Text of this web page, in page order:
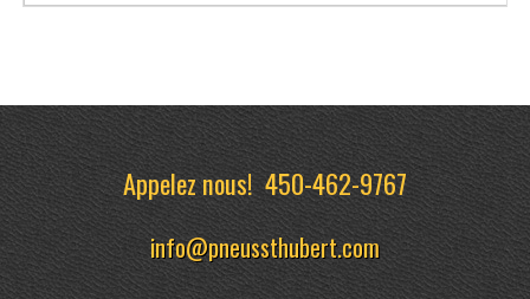
Appelez nous!450-462-9767
info@pneussthubert.com